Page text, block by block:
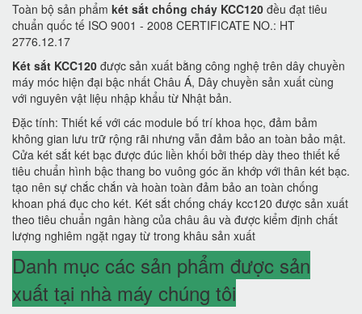
Toàn bộ sản phẩm két sắt chống cháy KCC120 đều đạt tiêu
chuẩn quốc tế ISO 9001 - 2008 CERTIFICATE NO.: HT
2776.12.17
Két sắt KCC120 được sản xuất bằng công nghệ trên dây chuyền
máy móc hiện đại bậc nhất Châu Á, Dây chuyền sản xuất cùng
với nguyên vật liệu nhập khẩu từ Nhật bản.
Đặc tính: Thiết kế với các module bố trí khoa học, đảm bảm
không gian lưu trữ rộng rãi nhưng vẫn đảm bảo an toàn bảo mật.
Cửa két sắt két bạc được đúc liền khối bởi thép dày theo thiết kế
tiêu chuẩn hình bậc thang bo vuông góc ăn khớp với thân két bạc.
tạo nên sự chắc chắn và hoàn toàn đảm bảo an toàn chống
khoan phá đục cho két. Két sắt chống cháy kcc120 được sản xuất
theo tiêu chuẩn ngân hàng của châu âu và được kiểm định chất
lượng nghiêm ngặt ngay từ trong khâu sản xuất
Danh mục các sản phẩm được sản
xuất tại nhà máy chúng tôi